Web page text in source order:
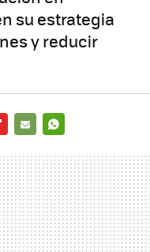
su estrategia
y reducir
MAIL